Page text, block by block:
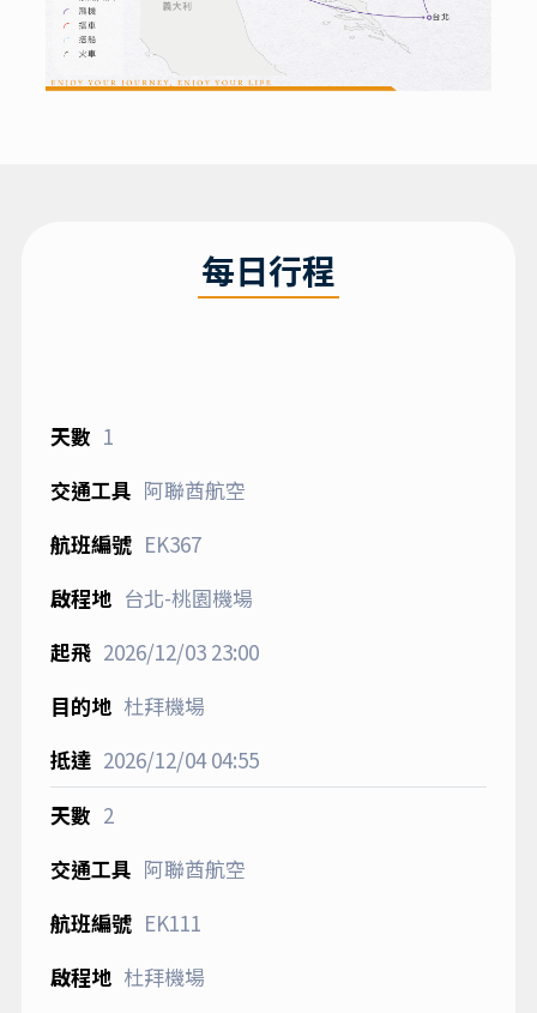
每日行程
1
阿聯酋航空
EK367
台北-桃園機場
2026/12/0323:00
杜拜機場
2026/12/0404:55
2
阿聯酋航空
EK111
杜拜機場